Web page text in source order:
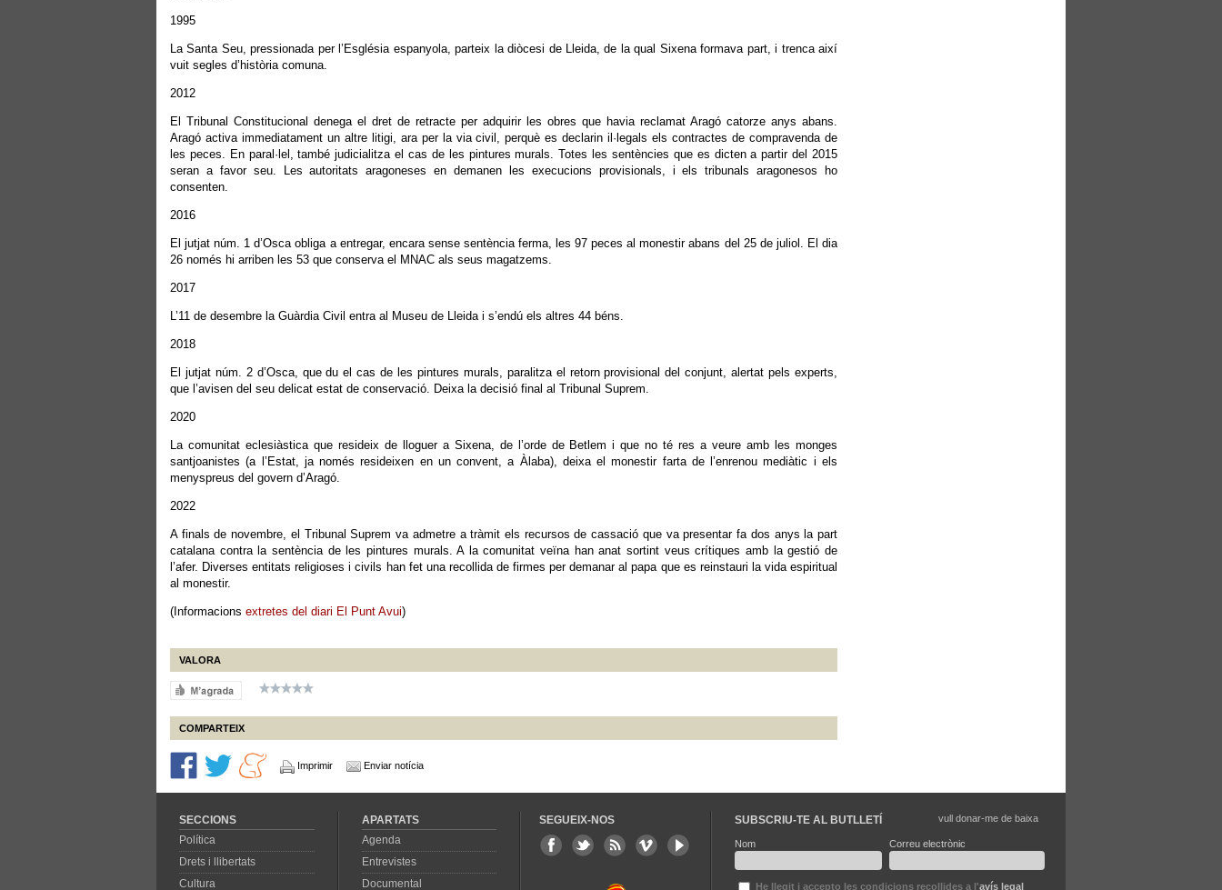
1995
La Santa Seu, pressionada per l’Església espanyola, parteix la diòcesi de Lleida, de la qual Sixena formava part, i trenca així
vuit segles d’història comuna.
2012
El Tribunal Constitucional denega el dret de retracte per adquirir les obres que havia reclamat Aragó catorze anys abans.
Aragó activa immediatament un altre litigi, ara per la via civil, perquè es declarin il·legals els contractes de compravenda de
les peces. En paral·lel, també judicialitza el cas de les pintures murals. Totes les sentències que es dicten a partir del 2015
seran a favor seu. Les autoritats aragoneses en demanen les execucions provisionals, i els tribunals aragonesos ho
consenten.
2016
El jutjat núm. 1 d’Osca obliga a entregar, encara sense sentència ferma, les 97 peces al monestir abans del 25 de juliol. El dia
26 només hi arriben les 53 que conserva el MNAC als seus magatzems.
2017
L’11 de desembre la Guàrdia Civil entra al Museu de Lleida i s’endú els altres 44 béns.
2018
El jutjat núm. 2 d’Osca, que du el cas de les pintures murals, paralitza el retorn provisional del conjunt, alertat pels experts,
que l’avisen del seu delicat estat de conservació. Deixa la decisió final al Tribunal Suprem.
2020
La comunitat eclesiàstica que resideix de lloguer a Sixena, de l’orde de Betlem i que no té res a veure amb les monges
santjoanistes (a l’Estat, ja només resideixen en un convent, a Àlaba), deixa el monestir farta de l’enrenou mediàtic i els
menyspreus del govern d’Aragó.
2022
A finals de novembre, el Tribunal Suprem va admetre a tràmit els recursos de cassació que va presentar fa dos anys la part
catalana contra la sentència de les pintures murals. A la comunitat veïna han anat sortint veus crítiques amb la gestió de
l’afer. Diverses entitats religioses i civils han fet una recollida de firmes per demanar al papa que es reinstauri la vida espiritual
al monestir.
(Informacions extretes del diari El Punt Avui)
VALORA
COMPARTEIX
Imprimir Enviar notícia
SECCIONS
Política
Drets i llibertats
Cultura
APARTATS
Agenda
Entrevistes
Documental
SEGUEIX-NOS SUBSCRIU-TE AL BUTLLETÍ
Nom Correu electrònic
He llegit i accepto les condicions recollides a l'avís legal
vull donar-me de baixa